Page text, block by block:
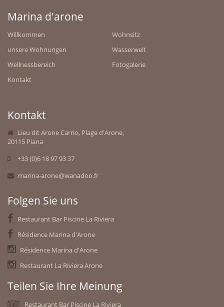
Marina d'arone
Willkommen
Wohnsitz
unsere Wohnungen
Wasserwelt
Wellnessbereich
Fotogalerie
Kontakt
Kontakt
Lieu dit Arone Carrio, Plage d'Arone,
20115 Piana
+33 (0)6 18 97 93 37
marina-arone@wanadoo.fr
Folgen Sie uns
Restaurant Bar Piscine La Riviera
Résidence Marina d'Arone
Résidence Marina d'Arone
Restaurant La Riviera Arone
Teilen Sie Ihre Meinung
Restaurant Bar Piscine La Riviera